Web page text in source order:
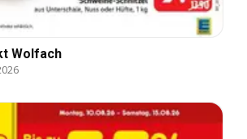
Wolfach